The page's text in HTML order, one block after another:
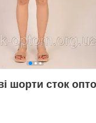
шорти сток